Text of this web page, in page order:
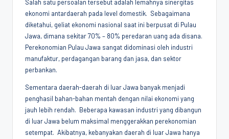
Salah satu persoalan tersebut adalah lemahnya sinergitas
ekonomi antardaerah pada level domestik. Sebagaimana
diketahui, geliat ekonomi nasional saat ini berpusat di Pulau
Jawa, dimana sekitar 70% – 80% peredaran uang ada disana.
Perekonomian Pulau Jawa sangat didominasi oleh industri
manufaktur, perdagangan barang dan jasa, dan sektor
perbankan.
Sementara daerah-daerah di luar Jawa banyak menjadi
penghasil bahan-bahan mentah dengan nilai ekonomi yang
jauh lebih rendah. Beberapa kawasan industri yang dibangun
di luar Jawa belum maksimal menggerakkan perekonomian
setempat. Akibatnya, kebanyakan daerah di luar Jawa hanya